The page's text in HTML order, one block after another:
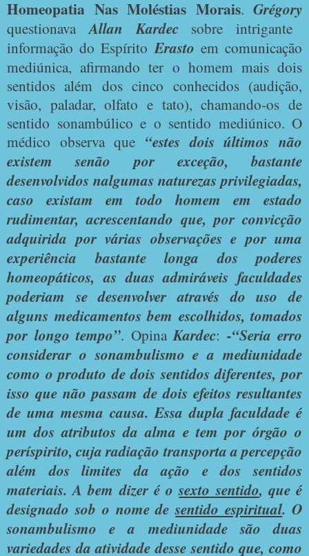
Homeopatia Nas Moléstias Morais. Grégory
questionava Allan Kardecsobre intrigante
informação do Espírito Erasto em comunicação
mediúnica, afirmando ter o homem mais dois
sentidos além dos cinco conhecidos (audição,
visão, paladar, olfato e tato), chamando-os de
sentido sonambúlico e o sentido mediúnico. O
médico observa que “estes dois últimos não
existem senão por exceção, bastante
desenvolvidos nalgumas naturezas privilegiadas,
caso existam em todo homem em estado
rudimentar, acrescentando que, por convicção
adquirida por várias observações e por uma
experiência bastante longa dos poderes
homeopáticos, as duas admiráveis faculdades
poderiam se desenvolver através do uso de
alguns medicamentos bem escolhidos, tomados
por longo tempo”. Opina Kardec: -“Seria erro
considerar o sonambulismo e a mediunidade
como o produto de dois sentidos diferentes, por
isso que não passam de dois efeitos resultantes
de uma mesma causa. Essa dupla faculdade é
um dos atributos da alma e tem por órgão o
períspirito, cuja radiação transporta a percepção
além dos limites da ação e dos sentidos
materiais. A bem dizer é osexto sentido, que é
designado sob o nome desentido espiritual. O
sonambulismo e a mediunidade são duas
variedades da atividade desse sentido que, como